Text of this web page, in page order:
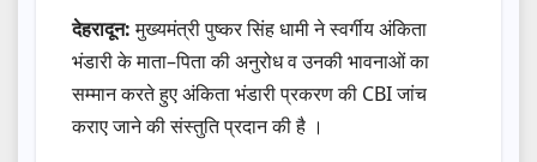
देहरादून:मुख्यमंत्री पुष्कर सिंह धामी ने स्वर्गीय अंकिता
भंडारी के माता–पिता की अनुरोध व उनकी भावनाओं का
सम्मान करते हुए अंकिता भंडारी प्रकरण की CBI जांच
कराए जाने की संस्तुति प्रदान की है ।